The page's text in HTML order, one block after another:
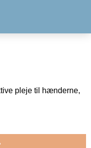
pleje til hænderne,